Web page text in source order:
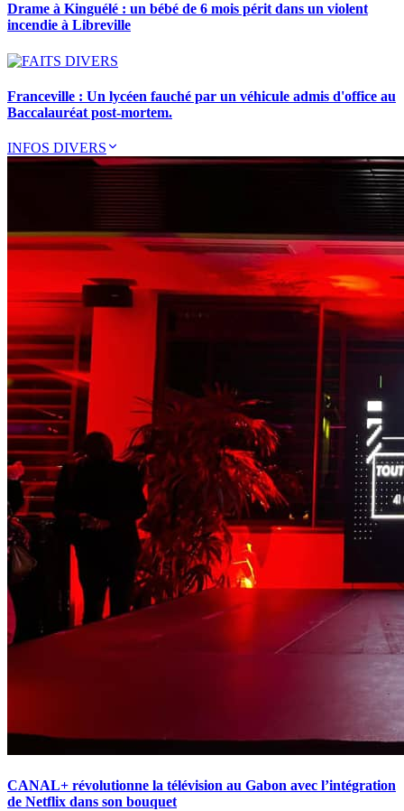
Drame à Kinguélé : un bébé de 6 mois périt dans un violent
incendie à Libreville
Franceville : Un lycéen fauché par un véhicule admis d'office au
Baccalauréat post-mortem.
INFOS DIVERS
CANAL+ révolutionne la télévision au Gabon avec l’intégration
de Netflix dans son bouquet